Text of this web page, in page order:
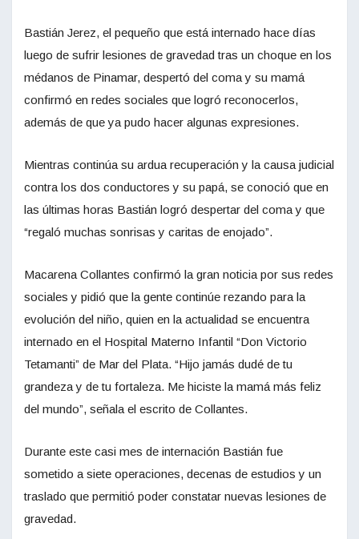
Bastián Jerez, el pequeño que está internado hace días
luego de sufrir lesiones de gravedad tras un choque en los
médanos de Pinamar, despertó del coma y su mamá
confirmó en redes sociales que logró reconocerlos,
además de que ya pudo hacer algunas expresiones.
Mientras continúa su ardua recuperación y la causa judicial
contra los dos conductores y su papá, se conoció que en
las últimas horas Bastián logró despertar del coma y que
“regaló muchas sonrisas y caritas de enojado”.
Macarena Collantes confirmó la gran noticia por sus redes
sociales y pidió que la gente continúe rezando para la
evolución del niño, quien en la actualidad se encuentra
internado en el Hospital Materno Infantil “Don Victorio
Tetamanti” de Mar del Plata. “Hijo jamás dudé de tu
grandeza y de tu fortaleza. Me hiciste la mamá más feliz
del mundo”, señala el escrito de Collantes.
Durante este casi mes de internación Bastián fue
sometido a siete operaciones, decenas de estudios y un
traslado que permitió poder constatar nuevas lesiones de
gravedad.